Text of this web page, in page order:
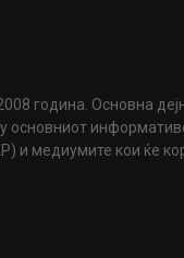
година. Основна
основниот
и медиумите кои ќе